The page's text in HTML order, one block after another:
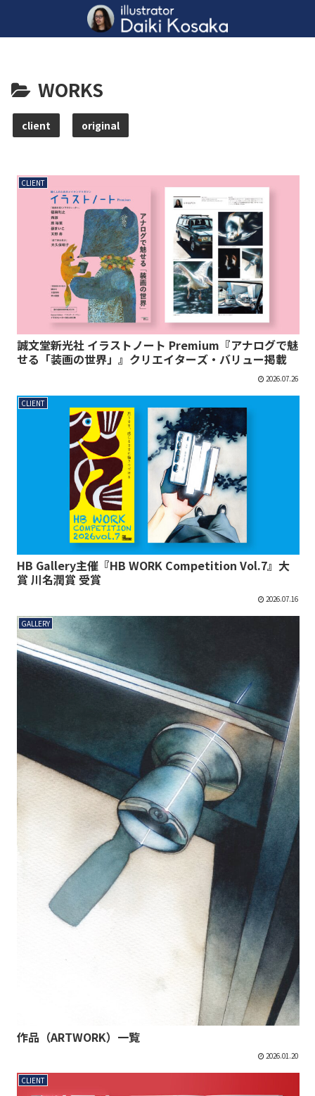
WORKS
client original
CLIENT
誠文堂新光社 イラストノート Premium『アナログで魅
せる「装画の世界」』クリエイターズ・バリュー掲載
2026.07.26
CLIENT
HB Gallery主催『HB WORK Competition Vol.7』大
賞 川名潤賞 受賞
2026.07.16
GALLERY
作品（ARTWORK）一覧
2026.01.20
CLIENT